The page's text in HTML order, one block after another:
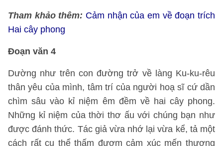
Tham khảo thêm: Cảm nhận của em về đoạn trích
Hai cây phong
Đoạn văn 4
Dường như trên con đường trở về làng Ku-ku-rêu
thân yêu của mình, tâm trí của người hoạ sĩ cứ dần
chìm sâu vào kỉ niệm êm đềm về hai cây phong.
Những kỉ niệm của thời thơ ấu với chúng bạn như
được đánh thức. Tác giả vừa nhớ lại vừa kể, tả một
cách rất cụ thể thấm đượm cảm xúc mến thương